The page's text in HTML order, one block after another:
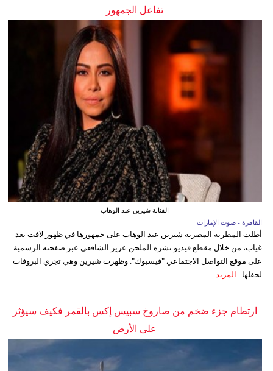
تفاعل الجمهور
الفنانة شيرين عبد الوهاب
القاهرة - صوت الإمارات
أطلت المطربة المصرية شيرين عبد الوهاب على جمهورها في ظهور لافت بعد
غياب، من خلال مقطع فيديو نشره الملحن عزيز الشافعي عبر صفحته الرسمية
على موقع التواصل الاجتماعي "فيسبوك". وظهرت شيرين وهي تجري البروفات
لحفلها... المزيد
ارتطام جزء ضخم من صاروخ سبيس إكس بالقمر فكيف سيؤثر
على الأرض